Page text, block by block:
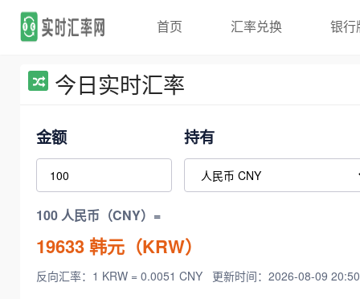
首页 汇率兑换 银行
今日实时汇率
金额 持有
100 人民币（CNY）=
19633韩元（KRW）
反向汇率：1 KRW = 0.0051 CNY 更新时间：2026-08-09